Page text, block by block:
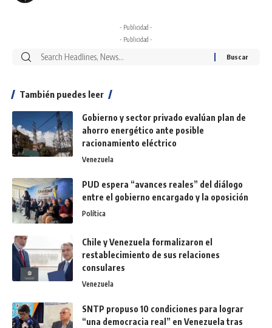
- Publicidad -
- Publicidad -
También puedes leer
Gobierno y sector privado evalúan plan de
ahorro energético ante posible
racionamiento eléctrico
Venezuela
PUD espera “avances reales” del diálogo
entre el gobierno encargado y la oposición
Política
Chile y Venezuela formalizaron el
restablecimiento de sus relaciones
consulares
Venezuela
SNTP propuso 10 condiciones para lograr
“una democracia real” en Venezuela tras